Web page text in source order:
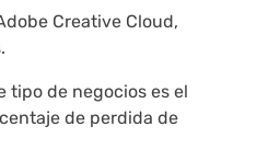
Creative Cloud,
tipo de negocios es el
de perdida de